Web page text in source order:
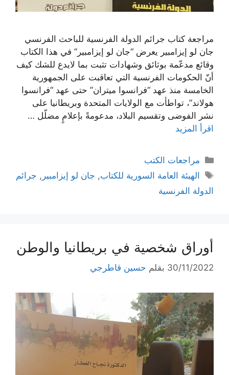
مراجعة كتاب جرائم الدولة الفرنسية للباحث الفرنسي
جان لو إيزامبير يعرض “جان لو إيزامبير” في هذا الكتاب
وقائع مدعّمة بوثائق وشهادات تثبت بما لايدع للشك كيف
أنّ الحكومات الفرنسية التي تعاقبت على الجمهورية
الخامسة منذ عهد “فرانسوا ميتران” حتى عهد “فرانسوا
هولاند”، تواطأت مع الولايات المتحدة وبريطانيا على
نشر الفوضى وتقسيم البلاد، مدعومةً بإعلامٍ مضلّل …
اقرأ المزيد
التصنيفات
مراجعات الكتب
الوسوم
الهيئة العامة السورية للكتاب, جان لو إيزامبير , جرائم
الدولة الفرنسية
أوراق شخصية في بريطانيا والوطن
30/11/2022 بقلم حسين قاطرجي